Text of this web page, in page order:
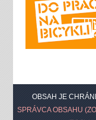
OBSAH JE
SPRÁVCA OBSAHU